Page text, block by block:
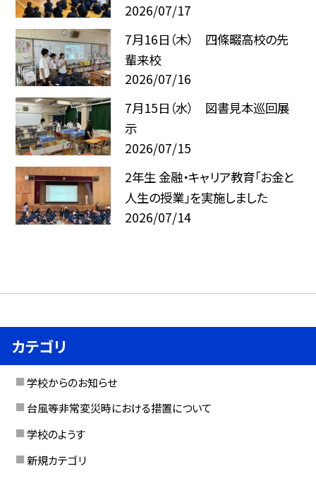
2026/07/17
7月16日（木） 四條畷高校の先
輩来校
2026/07/16
7月15日（水） 図書見本巡回展
示
2026/07/15
2年生 金融・キャリア教育「お金と
人生の授業」を実施しました
2026/07/14
カテゴリ
学校からのお知らせ
台風等非常変災時における措置について
学校のようす
新規カテゴリ